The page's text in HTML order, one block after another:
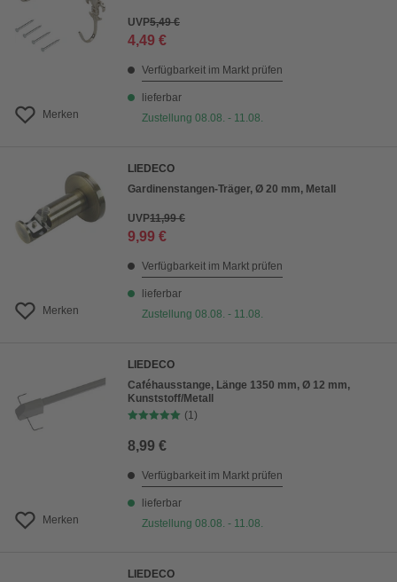
Merken
UVP5,49 €
4,49 €
Verfügbarkeit im Markt prüfen
lieferbar
Zustellung 08.08. - 11.08.
Merken
LIEDECO
Gardinenstangen-Träger, Ø 20 mm, Metall
UVP11,99 €
9,99 €
Verfügbarkeit im Markt prüfen
lieferbar
Zustellung 08.08. - 11.08.
Merken
LIEDECO
Caféhausstange, Länge 1350 mm, Ø 12 mm,
Kunststoff/Metall
(1)
8,99 €
Verfügbarkeit im Markt prüfen
lieferbar
Zustellung 08.08. - 11.08.
LIEDECO